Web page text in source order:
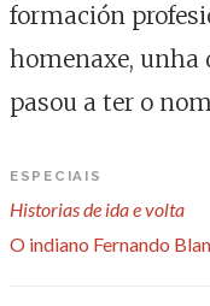
formación
homenaxe, unha
pasou a ter o
ESPECIAIS
Historias de ida e volta
O indiano Fernando